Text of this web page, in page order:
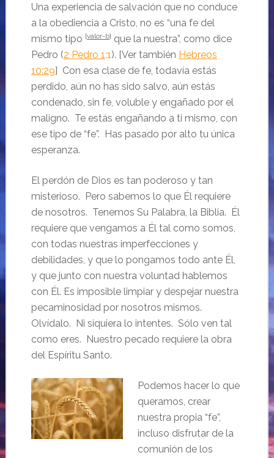
Una experiencia de salvación que no conduce
a la obediencia a Cristo, no es “una fe del
mismo tipo [valor-b] que la nuestra”, como dice
Pedro (2 Pedro 1:1 ). [Ver también Hebreos
10:29] Con esa clase de fe, todavía estás
perdido, aún no has sido salvo, aún estás
condenado, sin fe, voluble y engañado por el
maligno. Te estás engañando a ti mismo, con
ese tipo de “fe”. Has pasado por alto tu única
esperanza.
El perdón de Dios es tan poderoso y tan
misterioso. Pero sabemos lo que Él requiere
de nosotros. Tenemos Su Palabra, la Biblia. Él
requiere que vengamos a Él tal como somos,
con todas nuestras imperfecciones y
debilidades, y que lo pongamos todo ante Él,
y que junto con nuestra voluntad hablemos
con Él. Es imposible limpiar y despejar nuestra
pecaminosidad por nosotros mismos.
Olvídalo. Ni siquiera lo intentes. Sólo ven tal
como eres. Nuestro pecado requiere la obra
del Espíritu Santo.
Podemos hacer lo que
queramos, crear
nuestra propia “fe”,
incluso disfrutar de la
comunión de los